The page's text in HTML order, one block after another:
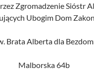
Zgromadzenie Sióstr
Ubogim Dom
Brata Alberta dla
Malborska 64b